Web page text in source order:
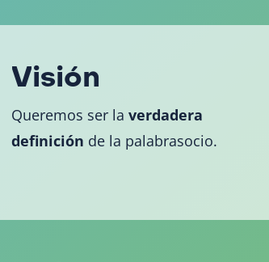
Visión
Queremos ser la verdadera
definición de la palabrasocio.